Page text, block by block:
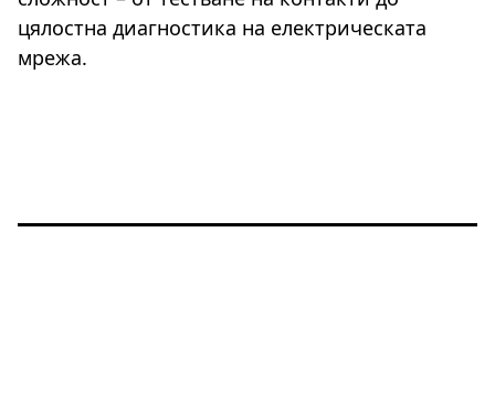
цялостна диагностика на електрическата
мрежа.